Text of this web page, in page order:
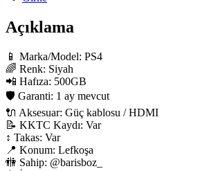
Açıklama
📱 Marka/Model: PS4
🌈 Renk: Siyah
📲 Hafıza: 500GB
🛡 Garanti: 1 ay mevcut
🔌 Aksesuar: Güç kablosu / HDMI
📝 KKTC Kaydı: Var
↕️ Takas: Var
📍 Konum: Lefkoşa
🚻 Sahip: @barisboz_